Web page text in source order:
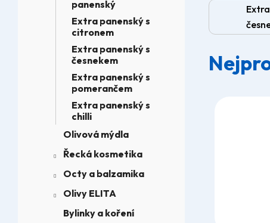
panenský
Extra panenský s
citronem
Extra panenský s
česnekem
Extra panenský s
pomerančem
Extra panenský s
chilli
Olivová mýdla
Řecká kosmetika
Octy a balzamika
Olivy ELITA
Bylinky a koření